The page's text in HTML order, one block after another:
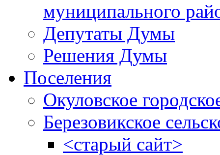
муниципального
Депутаты Думы
Решения Думы
Поселения
Окуловское
Березовикское
<старый сайт>